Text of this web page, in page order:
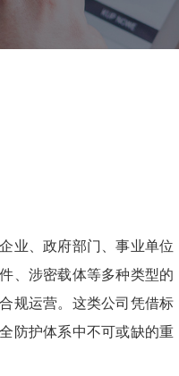
业、政府部门、事业单位
、涉密载体等多种类型的
规运营。这类公司凭借标
防护体系中不可或缺的重